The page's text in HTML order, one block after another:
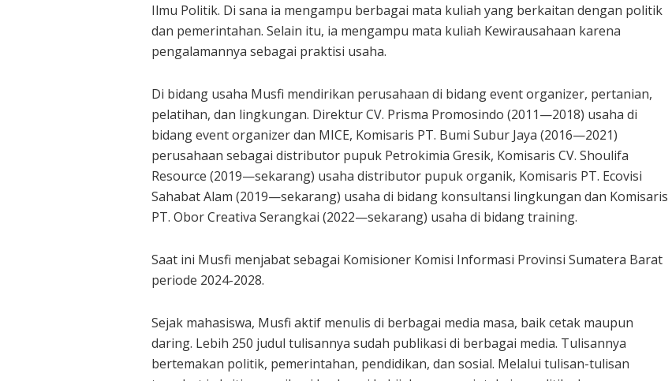
Ilmu Politik. Di sana ia mengampu berbagai mata kuliah yang berkaitan dengan politik
dan pemerintahan. Selain itu, ia mengampu mata kuliah Kewirausahaan karena
pengalamannya sebagai praktisi usaha.
Di bidang usaha Musfi mendirikan perusahaan di bidang event organizer, pertanian,
pelatihan, dan lingkungan. Direktur CV. Prisma Promosindo (2011—2018) usaha di
bidang event organizer dan MICE, Komisaris PT. Bumi Subur Jaya (2016—2021)
perusahaan sebagai distributor pupuk Petrokimia Gresik, Komisaris CV. Shoulifa
Resource (2019—sekarang) usaha distributor pupuk organik, Komisaris PT. Ecovisi
Sahabat Alam (2019—sekarang) usaha di bidang konsultansi lingkungan dan Komisaris
PT. Obor Creativa Serangkai (2022—sekarang) usaha di bidang training.
Saat ini Musfi menjabat sebagai Komisioner Komisi Informasi Provinsi Sumatera Barat
periode 2024-2028.
Sejak mahasiswa, Musfi aktif menulis di berbagai media masa, baik cetak maupun
daring. Lebih 250 judul tulisannya sudah publikasi di berbagai media. Tulisannya
bertemakan politik, pemerintahan, pendidikan, dan sosial. Melalui tulisan-tulisan